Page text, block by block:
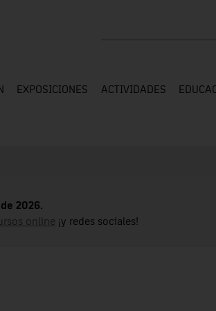
EXPOSICIONES ACTIVIDADES
2026.
online ¡y redes sociales!